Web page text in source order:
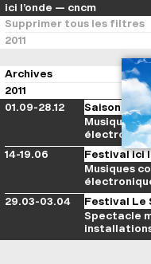
ici l’onde — cncm
Supprimer tous les filtres
2011
Archives
2011
01.09-28.12
Saison ici
Musiques
14-19.06
Festival ici
Musiques
29.03-03.04
Festival Le
Spectacle